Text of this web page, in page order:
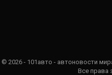
© 2026 - 101авто - автоновости
Все права